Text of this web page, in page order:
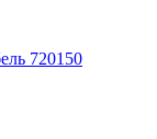
720150